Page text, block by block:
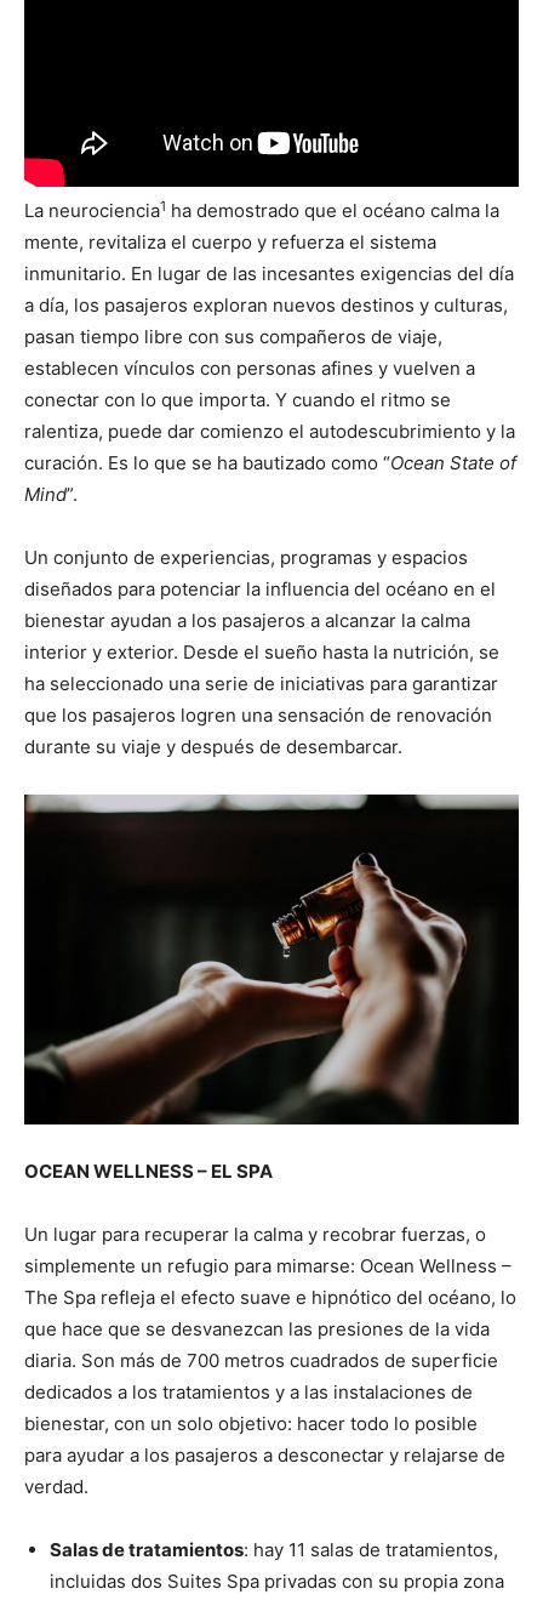
La neurociencia1 ha demostrado que el océano calma la
mente, revitaliza el cuerpo y refuerza el sistema
inmunitario. En lugar de las incesantes exigencias del día
a día, los pasajeros exploran nuevos destinos y culturas,
pasan tiempo libre con sus compañeros de viaje,
establecen vínculos con personas afines y vuelven a
conectar con lo que importa. Y cuando el ritmo se
ralentiza, puede dar comienzo el autodescubrimiento y la
curación. Es lo que se ha bautizado como “Ocean State of
Mind”.
Un conjunto de experiencias, programas y espacios
diseñados para potenciar la influencia del océano en el
bienestar ayudan a los pasajeros a alcanzar la calma
interior y exterior. Desde el sueño hasta la nutrición, se
ha seleccionado una serie de iniciativas para garantizar
que los pasajeros logren una sensación de renovación
durante su viaje y después de desembarcar.
OCEAN WELLNESS – EL SPA
Un lugar para recuperar la calma y recobrar fuerzas, o
simplemente un refugio para mimarse: Ocean Wellness –
The Spa refleja el efecto suave e hipnótico del océano, lo
que hace que se desvanezcan las presiones de la vida
diaria. Son más de 700 metros cuadrados de superficie
dedicados a los tratamientos y a las instalaciones de
bienestar, con un solo objetivo: hacer todo lo posible
para ayudar a los pasajeros a desconectar y relajarse de
verdad.
Salas de tratamientos: hay 11 salas de tratamientos,
incluidas dos Suites Spa privadas con su propia zona